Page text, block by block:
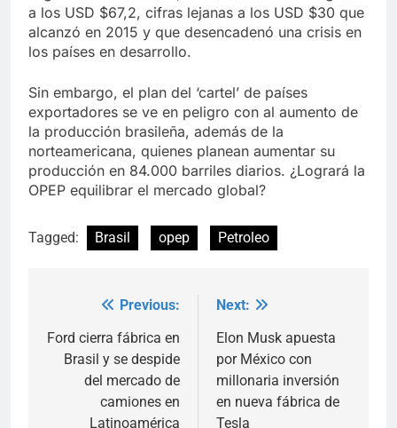
a los USD $67,2, cifras lejanas a los USD $30 que
alcanzó en 2015 y que desencadenó una crisis en
los países en desarrollo.
Sin embargo, el plan del ‘cartel’ de países
exportadores se ve en peligro con al aumento de
la producción brasileña, además de la
norteamericana, quienes planean aumentar su
producción en 84.000 barriles diarios. ¿Logrará la
OPEP equilibrar el mercado global?
Tagged: Brasil opep Petroleo
navigation
Previous:
Ford cierra fábrica en
Brasil y se despide
del mercado de
camiones en
Latinoamérica
Next:
Elon Musk apuesta
por México con
millonaria inversión
en nueva fábrica de
Tesla